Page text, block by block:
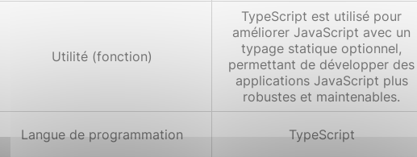
Utilité (fonction)
TypeScript est utilisé pour
améliorer JavaScript avec un
typage statique optionnel,
permettant de développer des
applications JavaScript plus
robustes et maintenables.
Langue de programmation TypeScript